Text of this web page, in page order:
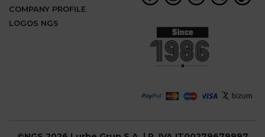
COMPANY PROFILE
LOGOS NGS